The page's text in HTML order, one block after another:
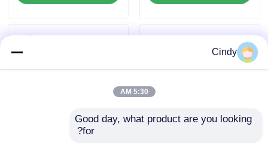
مرايا جانبية لعربة الجولف
Cindy
5:30 AM
Good day, what product are you looking
for?